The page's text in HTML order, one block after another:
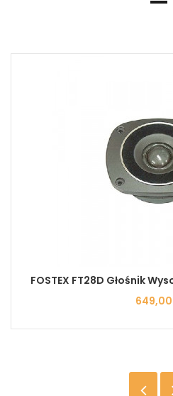
FOSTEX FT28D Głośnik
Cena
649,00